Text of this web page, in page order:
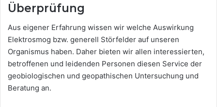
Überprüfung
Aus eigener Erfahrung wissen wir welche Auswirkung
Elektrosmog bzw. generell Störfelder auf unseren
Organismus haben. Daher bieten wir allen interessierten,
betroffenen und leidenden Personen diesen Service der
geobiologischen und geopathischen Untersuchung und
Beratung an.